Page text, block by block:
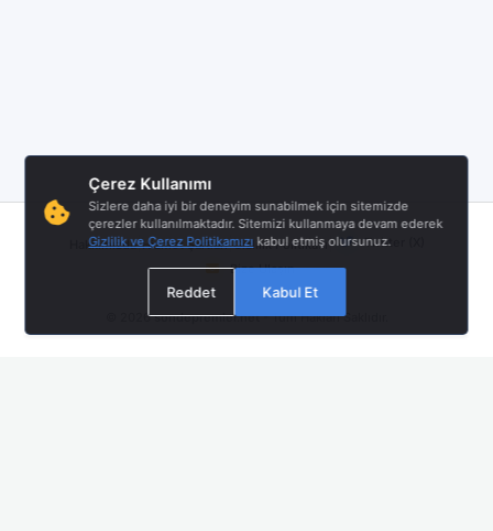
Hakkımızda|Hizmet Şartları|Gizlilik Politikası |
Twitter (X)
Bize Ulaşın
© 2026sondepremler.net- Tüm Hakları Saklıdır.
Çerez Kullanımı
Sizlere daha iyi bir deneyim sunabilmek için sitemizde
çerezler kullanılmaktadır. Sitemizi kullanmaya devam ederek
Gizlilik ve Çerez Politikamızı kabul etmiş olursunuz.
Reddet Kabul Et